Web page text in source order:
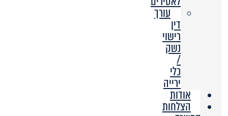
עורך
דין
רישוי
נשק
/
כלי
ירייה
אודות
הצלחות